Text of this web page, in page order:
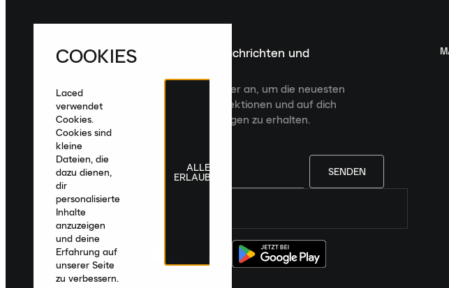
Melde dich für die neuesten Nachrichten und
Veröffentlichungen an
Melde dich für den Laced Newsletter an, um die neuesten
Veröffentlichungen, kuratierte Kollektionen und auf dich
zugeschnittene Produktempfehlungen zu erhalten.
SENDEN
COOKIES
Laced
verwendet
Cookies.
Cookies sind
kleine
Dateien, die
dazu dienen,
dir
personalisierte
Inhalte
anzuzeigen
und deine
Erfahrung auf
unserer Seite
zu verbessern.
ALLE
ERLAUBEN